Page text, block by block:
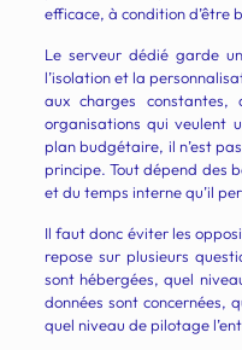
efficace, à condition d’être
Le serveur dédié garde
l’isolation et la
aux charges constantes,
organisations qui veulent
plan budgétaire, il n’est
principe. Tout dépend des
et du temps interne qu’il
Il faut donc éviter les
repose sur plusieurs
sont hébergées, quel
données sont concernées,
quel niveau de pilotage